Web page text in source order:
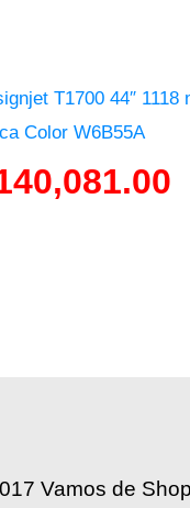
T1700 44″ 1118
Color W6B55A
Vamos de